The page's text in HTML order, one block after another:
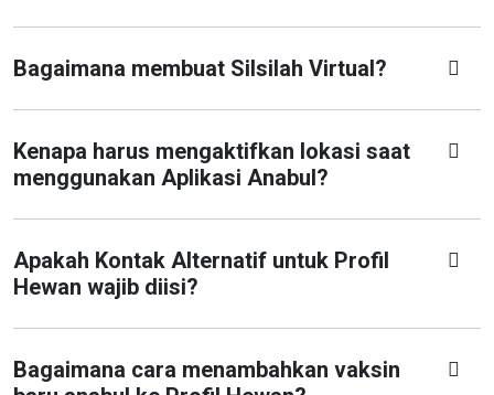
Bagaimana membuat Silsilah Virtual?
Kenapa harus mengaktifkan lokasi saat
menggunakan Aplikasi Anabul?
Apakah Kontak Alternatif untuk Profil
Hewan wajib diisi?
Bagaimana cara menambahkan vaksin